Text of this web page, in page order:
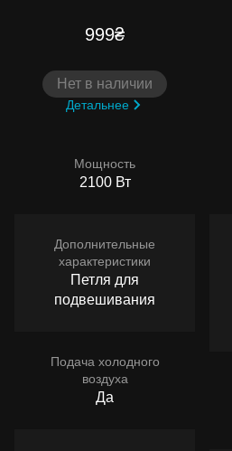
999₴
Нет в наличии
Детальнее
Мощность
2100 Вт
Дополнительные
характеристики
Петля для
подвешивания
Подача холодного
воздуха
Да